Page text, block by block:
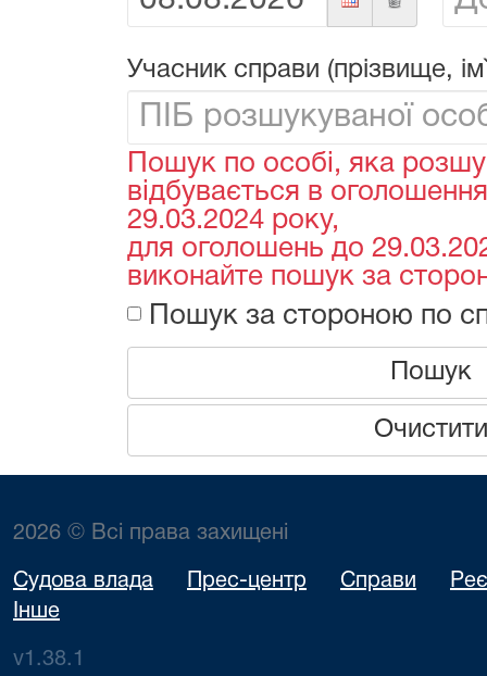
Учасник справи (прізвище,
Пошук по особі, яка
відбувається в
29.03.2024 року,
для оголошень до
виконайте пошук за
Пошук за стороною по
Пошук
Очистити
2026 © Всі права захищені
Судова влада Прес-центр Справи
Інше
v1.38.1